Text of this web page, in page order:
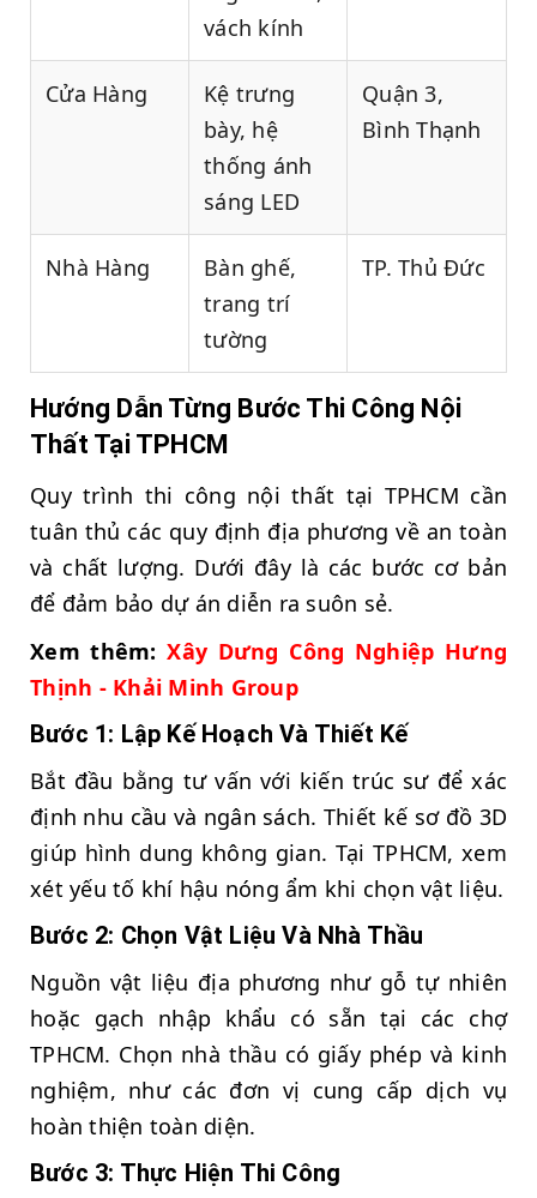
vách kính
Cửa Hàng
Kệ trưng
bày, hệ
thống ánh
sáng LED
Quận 3,
Bình Thạnh
Nhà Hàng
Bàn ghế,
trang trí
tường
TP. Thủ Đức
Hướng Dẫn Từng Bước Thi Công Nội
Thất Tại TPHCM
Quy trình thi công nội thất tại TPHCM cần
tuân thủ các quy định địa phương về an toàn
và chất lượng. Dưới đây là các bước cơ bản
để đảm bảo dự án diễn ra suôn sẻ.
Xem thêm:Xây Dưng Công Nghiệp Hưng
Thịnh - Khải Minh Group
Bước 1: Lập Kế Hoạch Và Thiết Kế
Bắt đầu bằng tư vấn với kiến trúc sư để xác
định nhu cầu và ngân sách. Thiết kế sơ đồ 3D
giúp hình dung không gian. Tại TPHCM, xem
xét yếu tố khí hậu nóng ẩm khi chọn vật liệu.
Bước 2: Chọn Vật Liệu Và Nhà Thầu
Nguồn vật liệu địa phương như gỗ tự nhiên
hoặc gạch nhập khẩu có sẵn tại các chợ
TPHCM. Chọn nhà thầu có giấy phép và kinh
nghiệm, như các đơn vị cung cấp dịch vụ
hoàn thiện toàn diện.
Bước 3: Thực Hiện Thi Công